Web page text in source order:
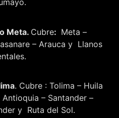
Meta. Cubre: Meta –
– Arauca y Llanos
. Cubre : Tolima – Huila
– Santander –
y Ruta del Sol.